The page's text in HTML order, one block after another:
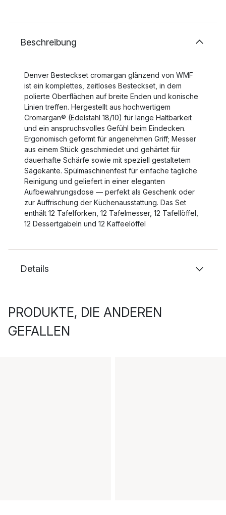
Beschreibung
Denver Besteckset cromargan glänzend von WMF
ist ein komplettes, zeitloses Besteckset, in dem
polierte Oberflächen auf breite Enden und konische
Linien treffen. Hergestellt aus hochwertigem
Cromargan® (Edelstahl 18/10) für lange Haltbarkeit
und ein anspruchsvolles Gefühl beim Eindecken.
Ergonomisch geformt für angenehmen Griff; Messer
aus einem Stück geschmiedet und gehärtet für
dauerhafte Schärfe sowie mit speziell gestaltetem
Sägekante. Spülmaschinenfest für einfache tägliche
Reinigung und geliefert in einer eleganten
Aufbewahrungsdose — perfekt als Geschenk oder
zur Auffrischung der Küchenausstattung. Das Set
enthält 12 Tafelforken, 12 Tafelmesser, 12 Tafellöffel,
12 Dessertgabeln und 12 Kaffeelöffel
Details
PRODUKTE, DIE ANDEREN
GEFALLEN